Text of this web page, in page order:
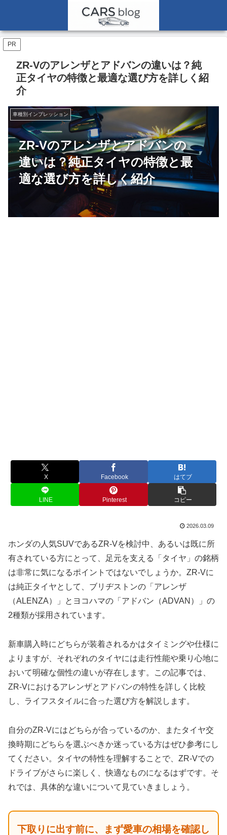
PR
ZR-Vのアレンザとアドバンの違いは？純
正タイヤの特徴と最適な選び方を詳しく紹
介
ZR-Vのアレンザとアドバンの
違いは？純正タイヤの特徴と最
適な選び方を詳しく紹介
車種別インプレッション
X Facebook はてブ
LINE Pinterest コピー
2026.03.09
ホンダの人気SUVであるZR-Vを検討中、あるいは既に所
有されている方にとって、足元を支える「タイヤ」の銘柄
は非常に気になるポイントではないでしょうか。ZR-Vに
は純正タイヤとして、ブリヂストンの「アレンザ
（ALENZA）」とヨコハマの「アドバン（ADVAN）」の
2種類が採用されています。
新車購入時にどちらが装着されるかはタイミングや仕様に
よりますが、それぞれのタイヤには走行性能や乗り心地に
おいて明確な個性の違いが存在します。この記事では、
ZR-Vにおけるアレンザとアドバンの特性を詳しく比較
し、ライフスタイルに合った選び方を解説します。
自分のZR-Vにはどちらが合っているのか、またタイヤ交
換時期にどちらを選ぶべきか迷っている方はぜひ参考にし
てください。タイヤの特性を理解することで、ZR-Vでの
ドライブがさらに楽しく、快適なものになるはずです。そ
れでは、具体的な違いについて見ていきましょう。
下取りに出す前に、まず愛車の相場を確認し